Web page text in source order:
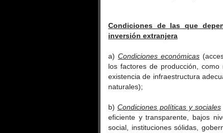
Condiciones de las que
inversión extranjera
a)Condiciones económicas
los factores de producción,
existencia de infraestructura
naturales);
b) Condiciones políticas y sociales
eficiente y transparente, bajos
social, instituciones sólidas,